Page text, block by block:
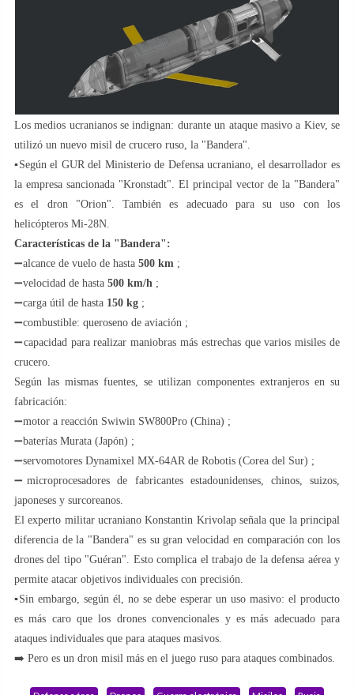
Los medios ucranianos se indignan: durante un ataque masivo a Kiev, se
utilizó un nuevo misil de crucero ruso, la "Bandera".
▪️Según el GUR del Ministerio de Defensa ucraniano, el desarrollador es
la empresa sancionada "Kronstadt". El principal vector de la "Bandera"
es el dron "Orion". También es adecuado para su uso con los
helicópteros Mi-28N.
Características de la "Bandera":
➖alcance de vuelo de hasta 500 km ;
➖velocidad de hasta 500 km/h ;
➖carga útil de hasta 150 kg ;
➖combustible: queroseno de aviación ;
➖capacidad para realizar maniobras más estrechas que varios misiles de
crucero.
Según las mismas fuentes, se utilizan componentes extranjeros en su
fabricación:
➖motor a reacción Swiwin SW800Pro (China) ;
➖baterías Murata (Japón) ;
➖servomotores Dynamixel MX-64AR de Robotis (Corea del Sur) ;
➖microprocesadores de fabricantes estadounidenses, chinos, suizos,
japoneses y surcoreanos.
El experto militar ucraniano Konstantin Krivolap señala que la principal
diferencia de la "Bandera" es su gran velocidad en comparación con los
drones del tipo "Guéran". Esto complica el trabajo de la defensa aérea y
permite atacar objetivos individuales con precisión.
▪️Sin embargo, según él, no se debe esperar un uso masivo: el producto
es más caro que los drones convencionales y es más adecuado para
ataques individuales que para ataques masivos.
➡️ Pero es un dron misil más en el juego ruso para ataques combinados.